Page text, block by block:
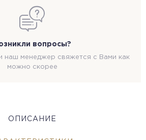
вопросы?
наш менеджер свяжется с Вами как
можно скорее
ОПИСАНИЕ